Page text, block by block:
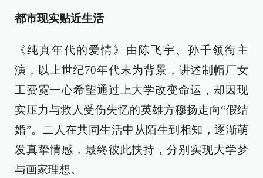
都市现实贴近生活
《纯真年代的爱情》由陈飞宇、孙千领衔主
演，以上世纪70年代末为背景，讲述制帽厂女
工费霓一心希望通过上大学改变命运，却因现
实压力与救人受伤失忆的英雄方穆扬走向“假结
婚”。二人在共同生活中从陌生到相知，逐渐萌
发真挚情感，最终彼此扶持，分别实现大学梦
与画家理想。